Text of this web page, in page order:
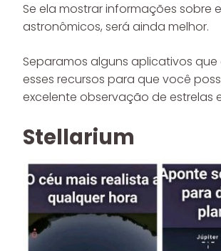
Se ela mostrar informações sobre
astronômicos, será ainda melhor.
Separamos alguns aplicativos
esses recursos para que você
excelente observação de estrelas
Stellarium